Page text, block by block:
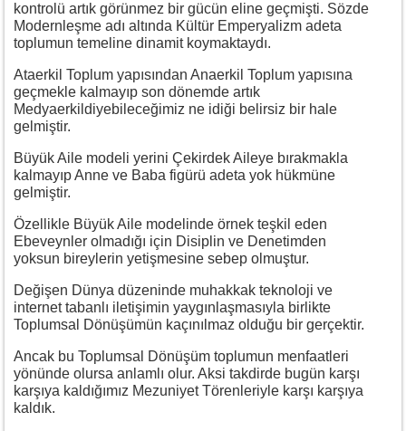
kontrolü artık görünmez bir gücün eline geçmişti. Sözde
Modernleşme adı altında Kültür Emperyalizm adeta
toplumun temeline dinamit koymaktaydı.
Ataerkil Toplum yapısından Anaerkil Toplum yapısına
geçmekle kalmayıp son dönemde artık
Medyaerkildiyebileceğimiz ne idiği belirsiz bir hale
gelmiştir.
Büyük Aile modeli yerini Çekirdek Aileye bırakmakla
kalmayıp Anne ve Baba figürü adeta yok hükmüne
gelmiştir.
Özellikle Büyük Aile modelinde örnek teşkil eden
Ebeveynler olmadığı için Disiplin ve Denetimden
yoksun bireylerin yetişmesine sebep olmuştur.
Değişen Dünya düzeninde muhakkak teknoloji ve
internet tabanlı iletişimin yaygınlaşmasıyla birlikte
Toplumsal Dönüşümün kaçınılmaz olduğu bir gerçektir.
Ancak bu Toplumsal Dönüşüm toplumun menfaatleri
yönünde olursa anlamlı olur. Aksi takdirde bugün karşı
karşıya kaldığımız Mezuniyet Törenleriyle karşı karşıya
kaldık.